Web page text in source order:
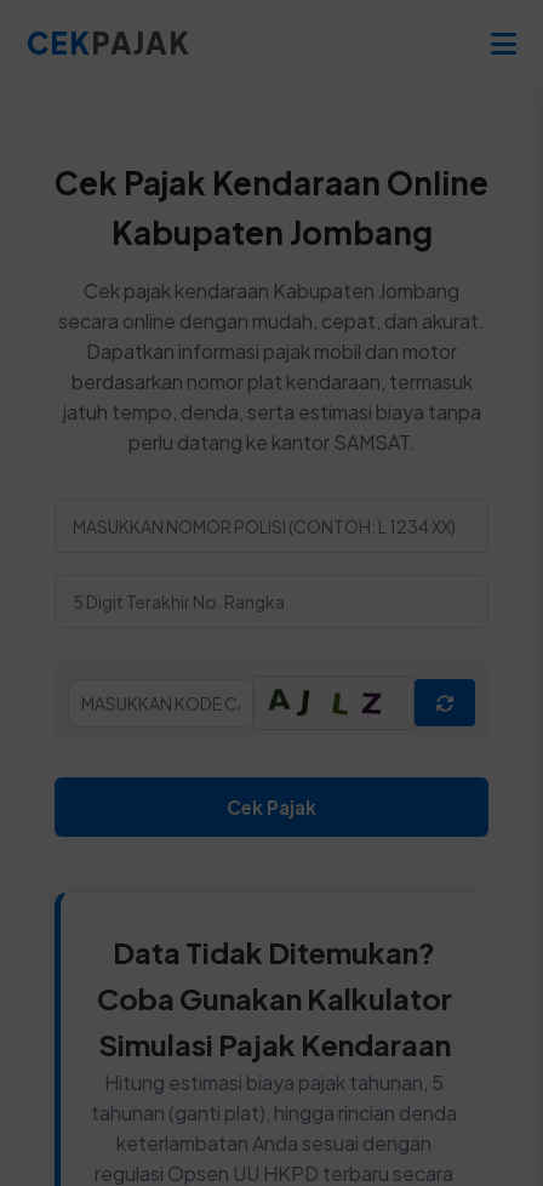
CEKPAJAK
Cek Pajak Kendaraan Online
Kabupaten Jombang
Cek pajak kendaraan Kabupaten Jombang
secara online dengan mudah, cepat, dan akurat.
Dapatkan informasi pajak mobil dan motor
berdasarkan nomor plat kendaraan, termasuk
jatuh tempo, denda, serta estimasi biaya tanpa
perlu datang ke kantor SAMSAT.
Cek Pajak
Data Tidak Ditemukan?
Coba Gunakan Kalkulator
Simulasi Pajak Kendaraan
Hitung estimasi biaya pajak tahunan, 5
tahunan (ganti plat), hingga rincian denda
keterlambatan Anda sesuai dengan
regulasi Opsen UU HKPD terbaru secara